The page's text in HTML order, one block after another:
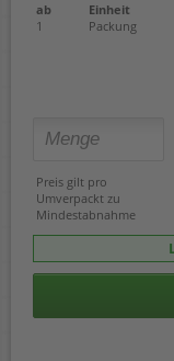
ab Einheit
1
Packung
Preis gilt pro
Umverpackt zu
Mindestabnahme